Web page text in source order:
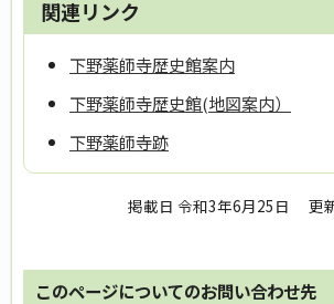
関連リンク
下野薬師寺歴史館案内
下野薬師寺歴史館(地図案内）
下野薬師寺跡
掲載日 令和3年6月25日 更
このページについてのお問い合わせ先